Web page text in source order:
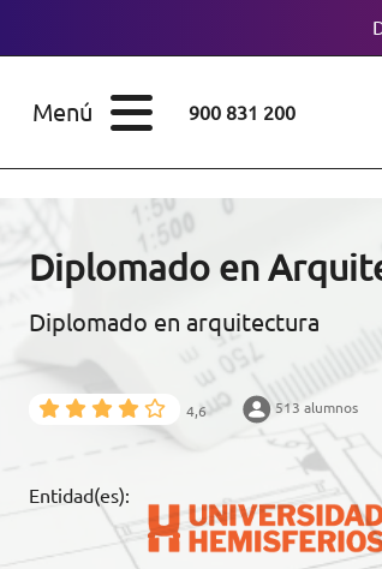
Menú 900 831 200
ESTUDIOS
BECAS Y
FINANCIACIÓN
EDUCATIVOS
ESTUDIOS
Diplomado en
Diplomado en arquitectura
4,6 513 alumnos
Entidad(es):